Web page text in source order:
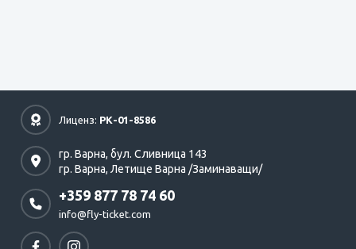
Лиценз: РК-01-8586
гр. Варна, бул. Сливница 143
гр. Варна, Летище Варна /Заминаващи/
+359 877 78 74 60
info@fly-ticket.com